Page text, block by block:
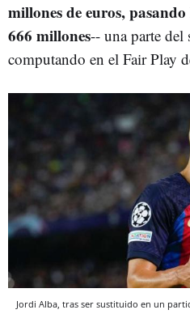
millones de euros,
666 millones-- una parte del
computando en el Fair Play
Jordi Alba, tras ser sustituido en un